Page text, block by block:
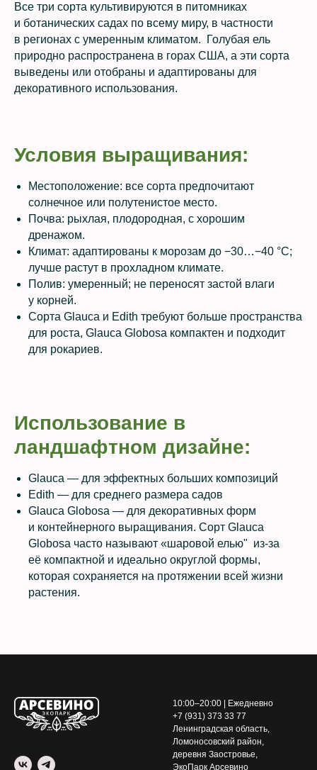
Все три сорта культивируются в питомниках
и ботанических садах по всему миру, в частности
в регионах с умеренным климатом. Голубая ель
природно распространена в горах США, а эти сорта
выведены или отобраны и адаптированы для
декоративного использования.
Условия выращивания:
Местоположение: все сорта предпочитают
солнечное или полутенистое место.
Почва: рыхлая, плодородная, с хорошим
дренажом.
Климат: адаптированы к морозам до −30…−40 °C;
лучше растут в прохладном климате.
Полив: умеренный; не переносят застой влаги
у корней.
Сорта Glauca и Edith требуют больше пространства
для роста, Glauca Globosa компактен и подходит
для рокариев.
Использование в
ландшафтном дизайне:
Glauca — для эффектных больших композиций
Edith — для среднего размера садов
Glauca Globosa — для декоративных форм
и контейнерного выращивания. Сорт Glauca
Globosa часто называют «шаровой елью" из-за
её компактной и идеально округлой формы,
которая сохраняется на протяжении всей жизни
растения.
10:00–20:00 | Ежедневно
+7 (931) 373 33 77
Ленинградская область,
Ломоносовский район,
деревня Заостровье,
ЭкоПарк Арсевино